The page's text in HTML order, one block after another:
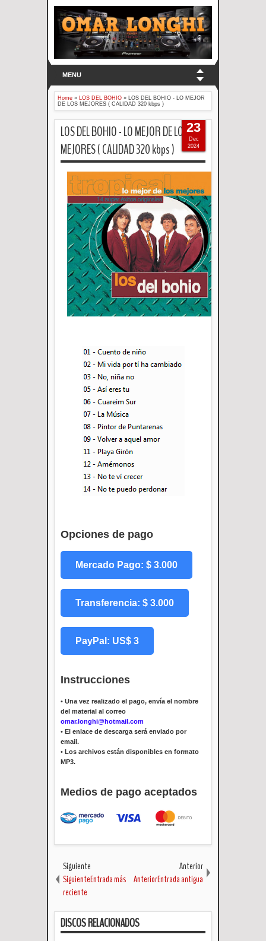
MENU
Home » LOS DEL BOHIO »
LOS DEL BOHIO - LO MEJOR
DE LOS MEJORES ( CALIDAD 320 kbps )
LOS DEL BOHIO - LO MEJOR DE LOS
MEJORES ( CALIDAD 320 kbps )
Opciones de pago
Mercado Pago: $ 3.000
Transferencia: $ 3.000
PayPal: US$ 3
Instrucciones
• Una vez realizado el pago, envía el nombre
del material al correo
omar.longhi@hotmail.com
• El enlace de descarga será enviado por
email.
• Los archivos están disponibles en formato
MP3.
Medios de pago aceptados
23
Dec
2024
Siguiente
SiguienteEntrada más
reciente
Anterior
AnteriorEntrada antigua
DISCOS RELACIONADOS